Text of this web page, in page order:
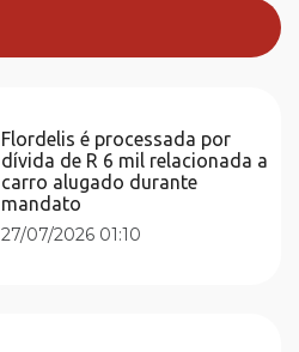
Flordelis é processada por
dívida de R 6 mil relacionada a
carro alugado durante
mandato
27/07/2026 01:10